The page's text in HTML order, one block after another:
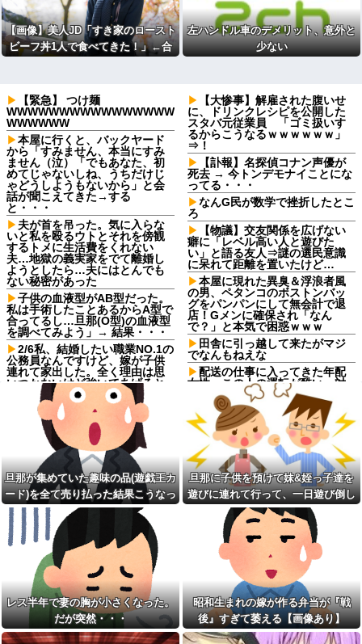
【画像】美人JD「すき家のロースト
ビーフ丼1人で食べてきた！」←合
左ハンドル車のデメリット、意外と
少ない
【緊急】 つけ麺
WWWWWWWWWWWWWWWW
WWWWWW
本屋に行くと、バックヤード
から「すみません、本当にすみ
ません（泣）「でもあなた、初
めてじゃないしね、うちだけじ
ゃどうしようもないから」と会
話が聞こえてきた→する
と・・・
夫が首を吊った。気に入らな
いと私を殴るウトとそれを傍観
するトメに生活費をくれない
夫…地獄の義実家をでて離婚し
ようとしたら…夫にはとんでも
ない秘密があった
子供の血液型がAB型だった。
私は手術したことあるからA型で
合ってるし…旦那(O型)の血液型
を調べてみよう」→ 結果・・・
2/6私、結婚したい職業NO.1の
公務員なんですけど、嫁が子供
連れて家出した。全く理由は思
いつかないけど強いてあげると
すれば母のせいかもしれない。
嫁のせいでアトピー悪化しそう
スーパーで小エビの天ぷら
（１２尾入り４８０円）を買っ
た。レジ係の人「５７６０円で
す」私「えっ！？間違いじゃな
いですか？」レジ「いや、４８...
ミスドで隣の席の女性二人の
会話が聞こえてきた。その内容
が、旦那と離婚したくてでっち
上げのDV証拠を...
出された物を食べずに文句ば
っかりの子供にうんざり。もう
毎日冷凍チャーハンとコーンフ
レークでいいかな？
【画像】居酒屋さん、6人で長
居して会計4939円しか使わない
客にお気持ち表明してしまう←
コレどっちが悪いん
【大惨事】解雇された腹いせ
に、ドリンクレシピを公開した
スタバ元従業員 「ゴミ扱いす
るからこうなるｗｗｗｗｗｗ」
⇒！
【訃報】名探偵コナン声優が
死去 → 今トンデモナイことにな
ってる・・・
なんG民が数学で挫折したとこ
ろ
【物議】交友関係を広げない
癖に「レベル高い人と遊びた
い」と語る友人⇒謎の選民意識
に呆れて距離を置いたけど…
本屋に現れた異臭＆浮浪者風
の男、ペタンコのボストンバッ
グをパンパンにして無会計で退
店！Gメンに確保され「なん
で？」と本気で困惑ｗｗｗ
田舎に引っ越して来たがマジ
でなんもねえな
配送の仕事に入ってきた年配
女性。この人の運転が酷い。対
向避けの場所がところどころに
ある様な、見通しの悪いギリギ
リの村落の中の道を40〜50キロ
で走り抜ける
サークルの先輩方の子を次々
と妊娠。3回堕したせいか、結婚
してから子供は出来なかった。
【ウマ娘】ウマ娘バスト
TOP20他
転校生と仲良くなってその子
の家に遊びに行ったら私が小さ
い頃に撮った写真があった
私「そのマンガ面白い？」友
達「読めばわかるよ」→感想を
聞きたかっただけなのに話が噛
み合わなくて…
【腹筋崩壊】見た瞬間吹いた
画像を貼っていくスレｗｗｗｗ
彼女とイタリア旅行にいった
旦那が集めていた趣味の品(遊戯王カ
ード)を全て売り払った結果こうなっ
た
旦那に子供を預けて妹&姪っ子達を
遊びに連れて行って、一日遊び倒し
た。すると、旦那と喧嘩になってし
まい...
レス半年で妻の胸が小さくなった。
だが突然・・・
昭和生まれの嫁が作る弁当が『戦
後』すぎて萎える【画像あり】